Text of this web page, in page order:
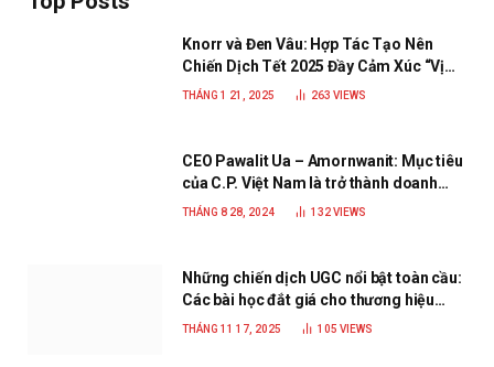
Knorr và Đen Vâu: Hợp Tác Tạo Nên
Chiến Dịch Tết 2025 Đầy Cảm Xúc “Vị
Nhà”
THÁNG 1 21, 2025 263 VIEWS
CEO Pawalit Ua – Amornwanit: Mục tiêu
của C.P. Việt Nam là trở thành doanh
nghiệp xanh, phát triển bền vững
THÁNG 8 28, 2024 132VIEWS
Những chiến dịch UGC nổi bật toàn cầu:
Các bài học đắt giá cho thương hiệu
năm 2025
THÁNG 11 17, 2025 105 VIEWS